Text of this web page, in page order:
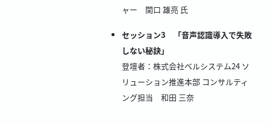
ャー 関口 雄亮 氏
セッション3 「音声認識導入で失敗
しない秘訣」
登壇者：株式会社ベルシステム24 ソ
リューション推進本部 コンサルティ
ング担当 和田 三奈